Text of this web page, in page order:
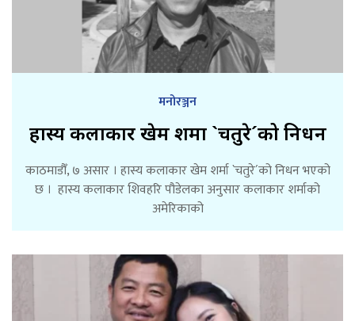
मनोरञ्जन
हास्य कलाकार खेम शर्मा `चतुरे´को निधन
काठमाडौँ, ७ असार । हास्य कलाकार खेम शर्मा `चतुरे´को निधन भएको
छ । हास्य कलाकार शिवहरि पौडेलका अनुसार कलाकार शर्माको
अमेरिकाको